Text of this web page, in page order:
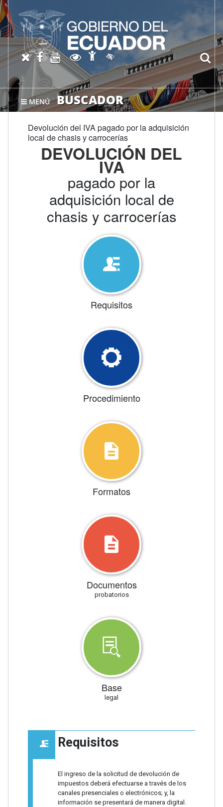
MENÚ BUSCADOR
X oficial del SRI
Facebook oficial SRI
Canal del SRI en YouTube
Abrir página de
Abrir página de
Activar/quitar contraste
Devolución del IVA pagado por la adquisición
local de chasis y carrocerías
DEVOLUCIÓN DEL
IVA
pagado por la
adquisición local de
chasis y carrocerías
Requisitos
Procedimiento
Formatos
Documentos
probatorios
Base
legal
Requisitos
El ingreso de la solicitud de devolución de
impuestos deberá efectuarse a través de los
canales presenciales o electrónicos; y, la
información se presentará de manera digital.